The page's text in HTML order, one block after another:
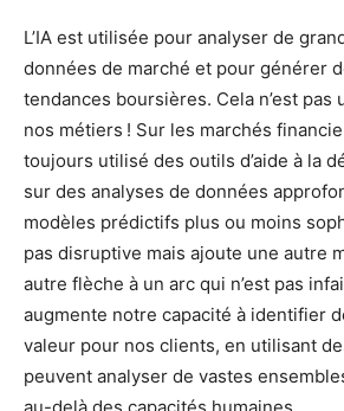
L’IA est utilisée pour analyser de
données de marché et pour générer
tendances boursières. Cela n’est pas
nos métiers ! Sur les marchés
toujours utilisé des outils d’aide à la
sur des analyses de données
modèles prédictifs plus ou moins
pas disruptive mais ajoute une autre
autre flèche à un arc qui n’est pas
augmente notre capacité à identifier
valeur pour nos clients, en utilisant
peuvent analyser de vastes